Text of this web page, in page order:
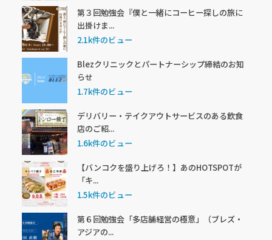
第３回勉強会『僕と一緒にコーヒー探しの旅に
出掛けま...
2.1k件のビュー
Blezクリニックとパートナーシップ締結のお知
らせ
1.7k件のビュー
デリバリー・テイクアウトサービスのある飲食
店のご紹...
1.6k件のビュー
【バンコクを盛り上げろ！】あのHOTSPOTが
「キ...
1.5k件のビュー
第６回勉強会「多店舗経営の極意」（ブレズ・
アジアの...